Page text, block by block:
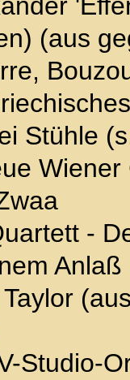
(aus
Stühle
-
Studio-